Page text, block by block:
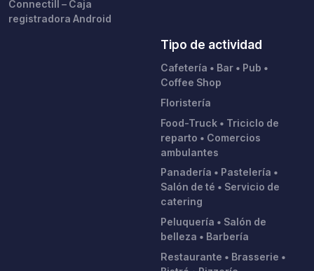
Connectill – Caja
registradora Android
Tipo de actividad
Cafetería • Bar • Pub •
Coffee Shop
Floristería
Food-Truck • Triciclo de
reparto • Comercios
ambulantes
Panadería • Pastelería •
Salón de té • Servicio de
catering
Peluquería • Salón de
belleza • Barbería
Restaurante • Brasserie •